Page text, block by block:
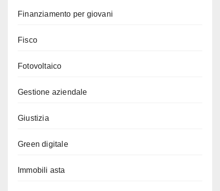
Finanziamento per giovani
Fisco
Fotovoltaico
Gestione aziendale
Giustizia
Green digitale
Immobili asta